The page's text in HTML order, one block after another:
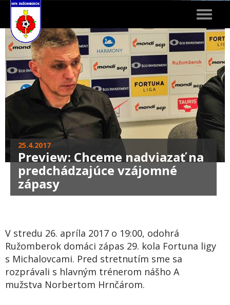
Toggle
25.4.2017
Preview: Chceme nadviazať na
predchádzajúce vzájomné
zápasy
V stredu 26. apríla 2017 o 19:00, odohrá
Ružomberok domáci zápas 29. kola Fortuna ligy
s Michalovcami. Pred stretnutím sme sa
rozprávali s hlavným trénerom nášho A
mužstva Norbertom Hrnčárom.